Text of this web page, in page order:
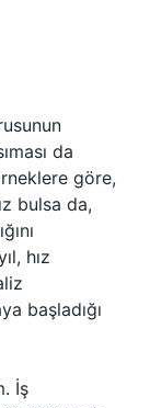
da
göre,
bulsa da,
hız
başladığı
İş